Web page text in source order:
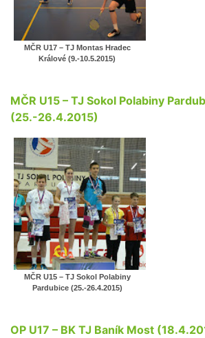
MČR U17 – TJ Montas Hradec
Králové (9.-10.5.2015)
MČR U15 – TJ Sokol Polabiny
(25.-26.4.2015)
MČR U15 – TJ Sokol Polabiny
Pardubice (25.-26.4.2015)
OP U17 – BK TJ Baník Most